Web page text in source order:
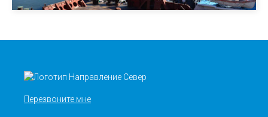
Перезвоните мне